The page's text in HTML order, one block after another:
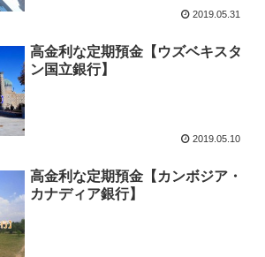
2019.05.31
高金利な定期預金【ウズベキスタ
ン国立銀行】
2019.05.10
高金利な定期預金【カンボジア・
カナディア銀行】